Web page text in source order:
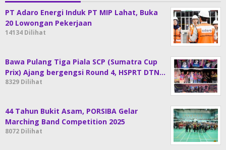
PT Adaro Energi Induk PT MIP Lahat, Buka
20 Lowongan Pekerjaan
14134 Dilihat
Bawa Pulang Tiga Piala SCP (Sumatra Cup
Prix) Ajang bergengsi Round 4, HSPRT DTN…
8329 Dilihat
44 Tahun Bukit Asam, PORSIBA Gelar
Marching Band Competition 2025
8072 Dilihat